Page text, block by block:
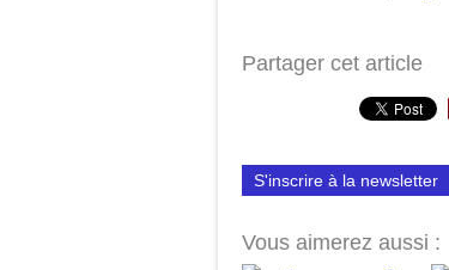
Partager cet article
S'inscrire à la newsletter
Vous aimerez aussi :